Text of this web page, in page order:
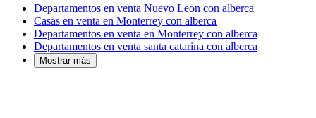
Departamentos en venta Nuevo Leon con alberca
Casas en venta en Monterrey con alberca
Departamentos en venta en Monterrey con alberca
Departamentos en venta santa catarina con alberca
Mostrar más